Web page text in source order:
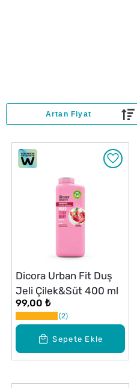
Sepete Ekle
Dicora Urban Fit Duş
Jeli Çilek&Süt 400 ml
99,00 ₺
2